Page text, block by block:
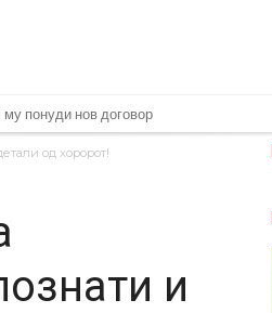
му понуди нов договор
побара уште 50 милиони
од хоророт!
и